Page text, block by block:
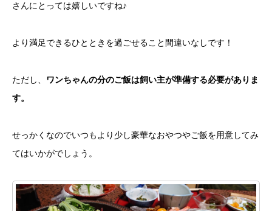
さんにとっては嬉しいですね♪
より満足できるひとときを過ごせること間違いなしです！
ただし、 ワンちゃんの分のご飯は飼い主が準備する必要がありま
す。
せっかくなのでいつもより少し豪華なおやつやご飯を用意してみ
てはいかがでしょう。